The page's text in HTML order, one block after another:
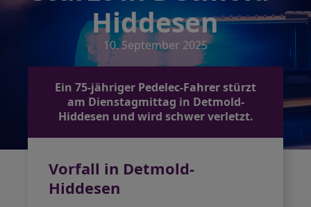
Hiddesen
10. September 2025
Ein 75-jähriger Pedelec-Fahrer stürzt
am Dienstagmittag in Detmold-
Hiddesen und wird schwer verletzt.
Vorfall in Detmold-
Hiddesen